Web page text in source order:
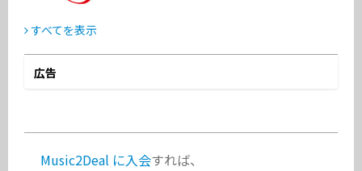
すべてを表示
広告
Music2Deal に入会すれば、